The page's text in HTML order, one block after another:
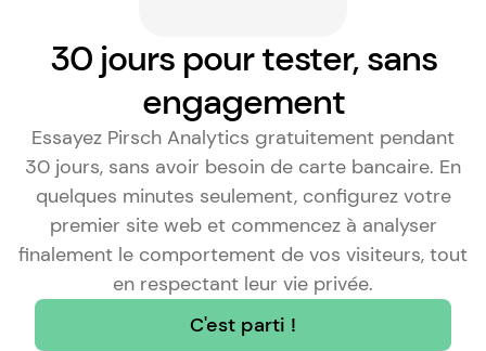
30 jours pour tester, sans
engagement
Essayez Pirsch Analytics gratuitement pendant
30 jours, sans avoir besoin de carte bancaire. En
quelques minutes seulement, configurez votre
premier site web et commencez à analyser
finalement le comportement de vos visiteurs, tout
en respectant leur vie privée.
C'est parti !